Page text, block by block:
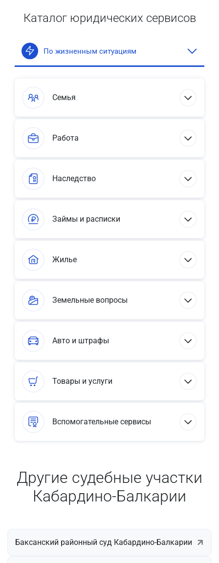
Каталог юридических сервисов
По жизненным ситуациям
Семья
Работа
Наследство
Займы и расписки
Жилье
Земельные вопросы
Авто и штрафы
Товары и услуги
Вспомогательные сервисы
Другие судебные участки
Кабардино-Балкарии
Баксанский районный суд Кабардино-Балкарии